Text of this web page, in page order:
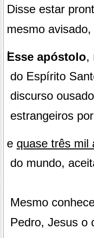
Disse estar
mesmo
.
Esse apóstolo,
do Espírito
discurso
estrangeiros
e quase três mil
do mundo,
Mesmo
Pedro, Jesus o